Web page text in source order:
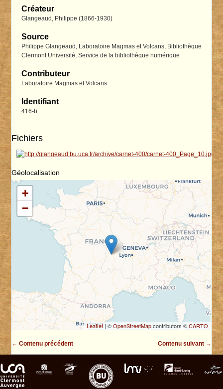
Créateur
Glangeaud, Philippe (1866-1930)
Source
Philippe Glangeaud, Laboratoire Magmas et Volcans, Bibliothèque
Clermont Université, Service de la bibliothèque numérique
Contributeur
Laboratoire Magmas et Volcans
Identifiant
416-b
Fichiers
Géolocalisation
+
−
Leaflet | ©OpenStreetMapcontributors ©CARTO
← Contenu précédent Contenu suivant →